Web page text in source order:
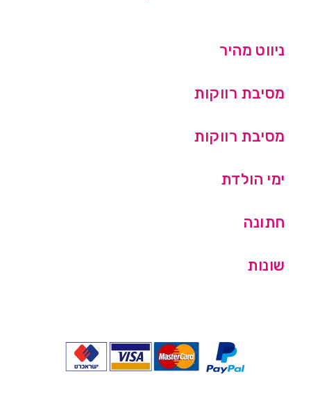
ניווט מהיר
מסיבת רווקות
מסיבת רווקות
ימי הולדת
חתונה
שונות